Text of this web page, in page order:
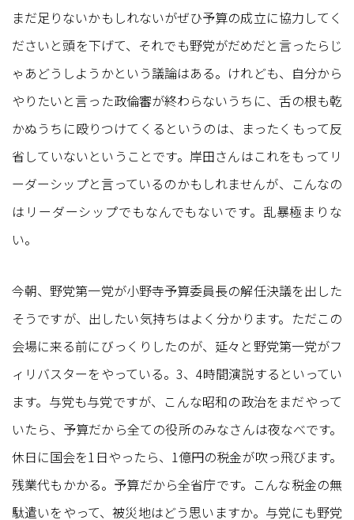
まだ足りないかもしれないがぜひ予算の成立に協力してく
ださいと頭を下げて、それでも野党がだめだと言ったらじ
ゃあどうしようかという議論はある。けれども、自分から
やりたいと言った政倫審が終わらないうちに、舌の根も乾
かぬうちに殴りつけてくるというのは、まったくもって反
省していないということです。岸田さんはこれをもってリ
ーダーシップと言っているのかもしれませんが、こんなの
はリーダーシップでもなんでもないです。乱暴極まりな
い。
今朝、野党第一党が小野寺予算委員長の解任決議を出した
そうですが、出したい気持ちはよく分かります。ただこの
会場に来る前にびっくりしたのが、延々と野党第一党がフ
ィリバスターをやっている。3、4時間演説するといってい
ます。与党も与党ですが、こんな昭和の政治をまだやって
いたら、予算だから全ての役所のみなさんは夜なべです。
休日に国会を1日やったら、1億円の税金が吹っ飛びます。
残業代もかかる。予算だから全省庁です。こんな税金の無
駄遣いをやって、被災地はどう思いますか。与党にも野党